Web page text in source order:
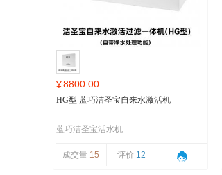
¥8800.00
HG型 蓝巧洁圣宝自来水激活机
蓝巧洁圣宝活水机
成交量 15 评价 12